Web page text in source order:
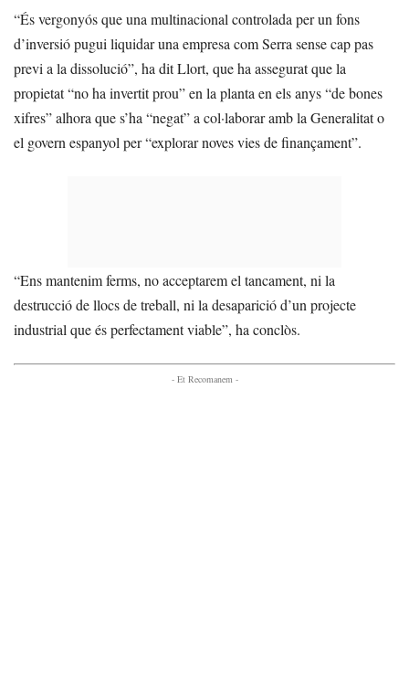
“És vergonyós que una multinacional controlada per un fons
d’inversió pugui liquidar una empresa com Serra sense cap pas
previ a la dissolució”, ha dit Llort, que ha assegurat que la
propietat “no ha invertit prou” en la planta en els anys “de bones
xifres” alhora que s’ha “negat” a col·laborar amb la Generalitat o
el govern espanyol per “explorar noves vies de finançament”.
“Ens mantenim ferms, no acceptarem el tancament, ni la
destrucció de llocs de treball, ni la desaparició d’un projecte
industrial que és perfectament viable”, ha conclòs.
- Et Recomanem -